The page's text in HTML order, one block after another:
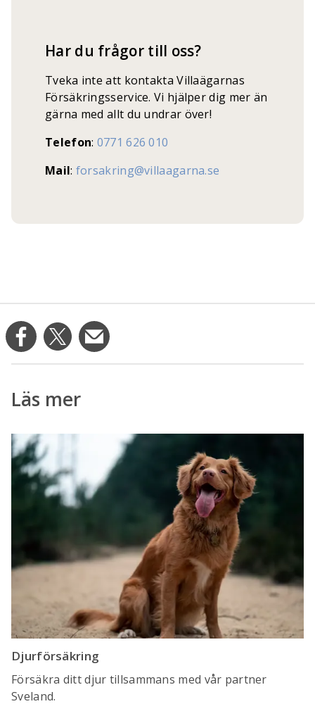
Har du frågor till oss?
Tveka inte att kontakta Villaägarnas
Försäkringsservice. Vi hjälper dig mer än
gärna med allt du undrar över!
Telefon: 0771 626 010
Mail: forsakring@villaagarna.se
Läs mer
Djurförsäkring
Försäkra ditt djur tillsammans med vår partner
Sveland.